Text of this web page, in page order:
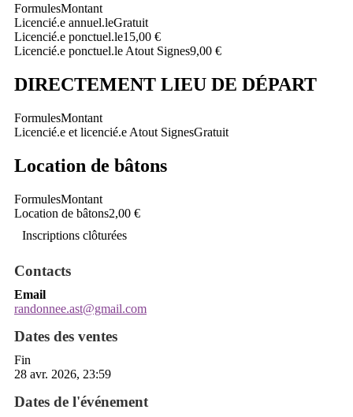
FormulesMontant
Licencié.e annuel.leGratuit
Licencié.e ponctuel.le15,00 €
Licencié.e ponctuel.le Atout Signes9,00 €
DIRECTEMENT LIEU DE DÉPART
FormulesMontant
Licencié.e et licencié.e Atout SignesGratuit
Location de bâtons
FormulesMontant
Location de bâtons2,00 €
Inscriptions clôturées
Contacts
Email
randonnee.ast@gmail.com
Dates des ventes
Fin
28 avr. 2026, 23:59
Dates de l'événement